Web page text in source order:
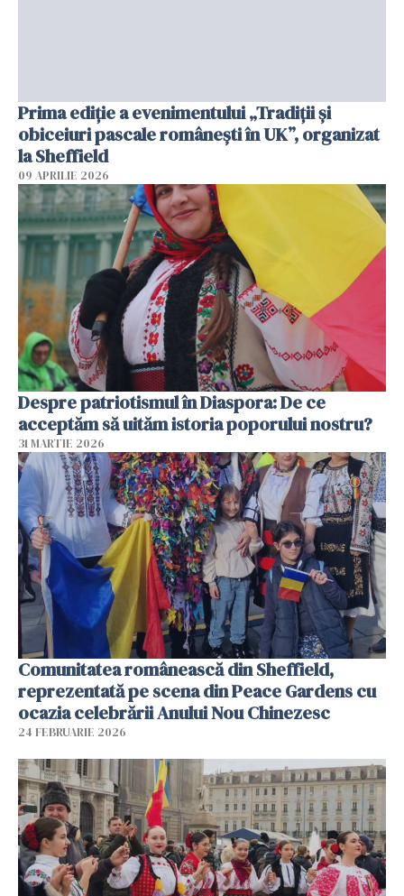
Prima ediție a evenimentului „Tradiții și
obiceiuri pascale românești în UK”, organizat
la Sheffield
09 APRILIE 2026
Despre patriotismul în Diaspora: De ce
acceptăm să uităm istoria poporului nostru?
31 MARTIE 2026
Comunitatea românească din Sheffield,
reprezentată pe scena din Peace Gardens cu
ocazia celebrării Anului Nou Chinezesc
24 FEBRUARIE 2026